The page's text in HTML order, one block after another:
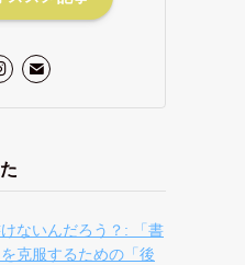
ないんだろう？: 「書
克服するための「後